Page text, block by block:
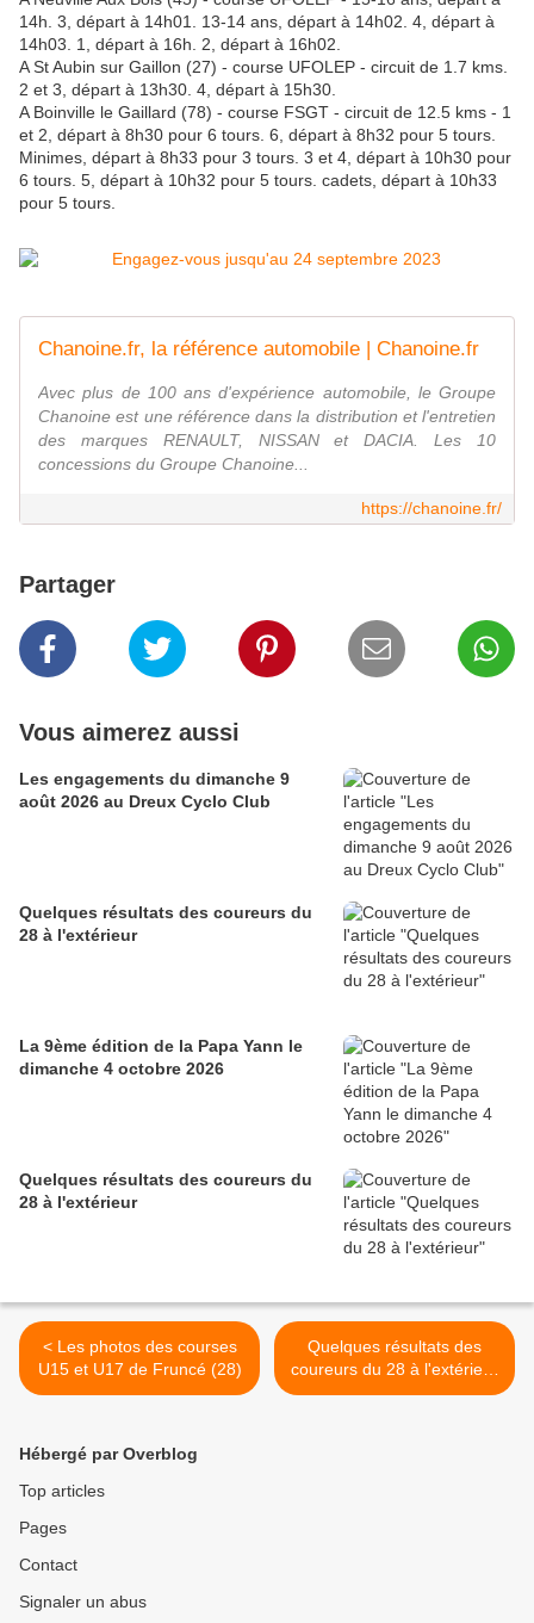
14h. 3, départ à 14h01. 13-14 ans, départ à 14h02. 4, départ à
14h03. 1, départ à 16h. 2, départ à 16h02.
A St Aubin sur Gaillon (27) - course UFOLEP - circuit de 1.7 kms.
2 et 3, départ à 13h30. 4, départ à 15h30.
A Boinville le Gaillard (78) - course FSGT - circuit de 12.5 kms - 1
et 2, départ à 8h30 pour 6 tours. 6, départ à 8h32 pour 5 tours.
Minimes, départ à 8h33 pour 3 tours. 3 et 4, départ à 10h30 pour
6 tours. 5, départ à 10h32 pour 5 tours. cadets, départ à 10h33
pour 5 tours.
Chanoine.fr, la référence automobile | Chanoine.fr
Avec plus de 100 ans d'expérience automobile, le Groupe
Chanoine est une référence dans la distribution et l'entretien
des marques RENAULT, NISSAN et DACIA. Les 10
concessions du Groupe Chanoine...
https://chanoine.fr/
Partager
Vous aimerez aussi
Les engagements du dimanche 9
août 2026 au Dreux Cyclo Club
Quelques résultats des coureurs du
28 à l'extérieur
La 9ème édition de la Papa Yann le
dimanche 4 octobre 2026
Quelques résultats des coureurs du
28 à l'extérieur
< Les photos des courses
U15 et U17 de Fruncé (28)
Quelques résultats des
coureurs du 28 à l'extérieur
>
Hébergé par Overblog
Top articles
Pages
Contact
Signaler un abus